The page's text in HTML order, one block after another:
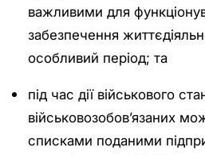
важливими для
забезпечення
особливий період; та
під час дії військового
військовозобов’язаних
списками поданими